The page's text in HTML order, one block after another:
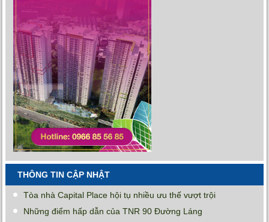
THÔNG TIN CẬP NHẬT
Tòa nhà Capital Place hội tụ nhiều ưu thế vượt trội
Những điểm hấp dẫn của TNR 90 Đường Láng